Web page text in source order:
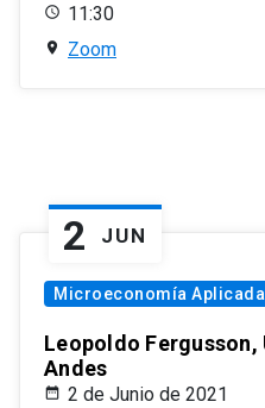
11:30
Zoom
2 JUN
Microeconomía Aplicada
Leopoldo
Andes
2 de Junio de 2021